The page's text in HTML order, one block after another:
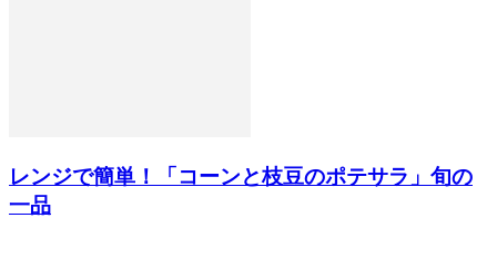
レンジで簡単！「コーンと枝豆のポテサラ」旬の
一品